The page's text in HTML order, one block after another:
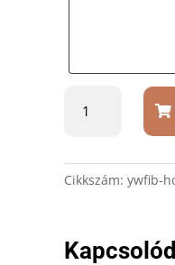
hógömb
Cikkszám: ywfib-